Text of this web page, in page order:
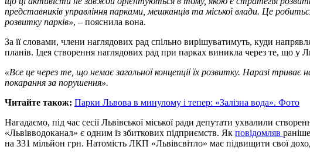
представників управління парками, мешканців та міської влади. Це
розвитку парків», – пояснила вона.
За її словами, члени наглядових рад спільно вирішуватимуть, куди
планів. Ідея створення наглядових рад при парках виникла через те, що у
«Все це через те, що немає загальної концепції їх розвитку. Наразі
покарання за порушення».
Читайте також: Парки Львова в минулому і тепер: «Залізна вода». Фото
Нагадаємо, під час сесії Львівської міської ради депутати ухвалили
«Львівводоканал» є одним із збиткових підприємств. Як повідомляв
на 331 мільйон грн. Натомість ЛКП «Львівсвітло» має підвищити свої